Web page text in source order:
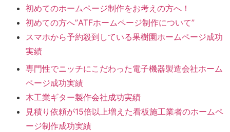
初めてのホームページ制作をお考えの方へ！
初めての方へ”ATFホームページ制作について”
スマホから予約殺到している果樹園ホームページ成功
実績
専門性でニッチにこだわった電子機器製造会社ホーム
ページ成功実績
木工業ギター製作会社成功実績
見積り依頼が15倍以上増えた看板施工業者のホームペ
ージ制作成功実績